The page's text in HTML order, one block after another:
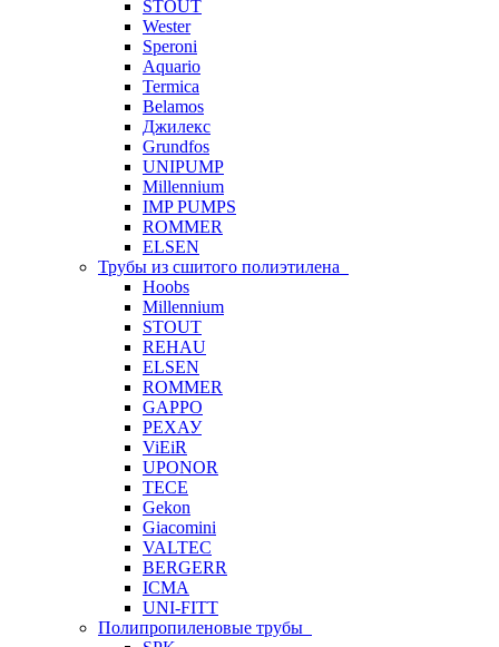
STOUT
Wester
Speroni
Aquario
Termica
Belamos
Джилекс
Grundfos
UNIPUMP
Millennium
IMP PUMPS
ROMMER
ELSEN
Трубы из сшитого полиэтилена
Hoobs
Millennium
STOUT
REHAU
ELSEN
ROMMER
GAPPO
РЕХАУ
ViEiR
UPONOR
TECE
Gekon
Giacomini
VALTEC
BERGERR
ICMA
UNI-FITT
Полипропиленовые трубы